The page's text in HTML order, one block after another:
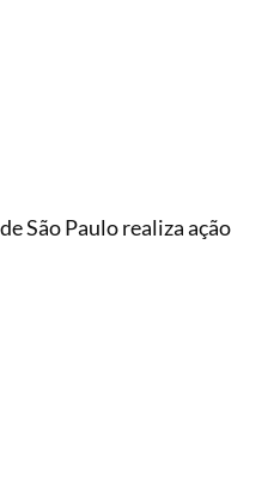
São Paulo realiza ação